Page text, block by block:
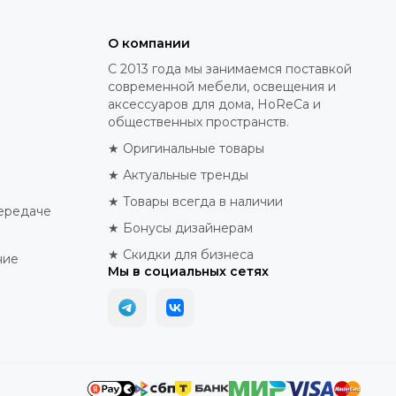
О компании
С 2013 года мы занимаемся поставкой
современной мебели, освещения и
аксессуаров для дома, HoReCa и
общественных пространств.
★ Оригинальные товары
★ Актуальные тренды
★ Товары всегда в наличии
★ Бонусы дизайнерам
★ Скидки для бизнеса
Мы в социальных сетях